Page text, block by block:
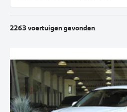
2263 voertuigen gevonden